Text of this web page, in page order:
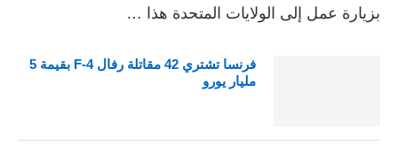
بزيارة عمل إلى الولايات المتحدة هذا …
فرنسا تشتري 42 مقاتلة رفال F-4 بقيمة 5
مليار يورو